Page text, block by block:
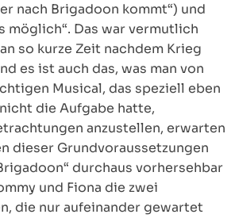
nach Brigadoon kommt“) und
möglich“. Das war vermutlich
so kurze Zeit nachdem Krieg
es ist auch das, was man von
Musical, das speziell eben
die Aufgabe hatte,
anzustellen, erwarten
dieser Grundvoraussetzungen
durchaus vorhersehbar
und Fiona die zwei
die nur aufeinander gewartet